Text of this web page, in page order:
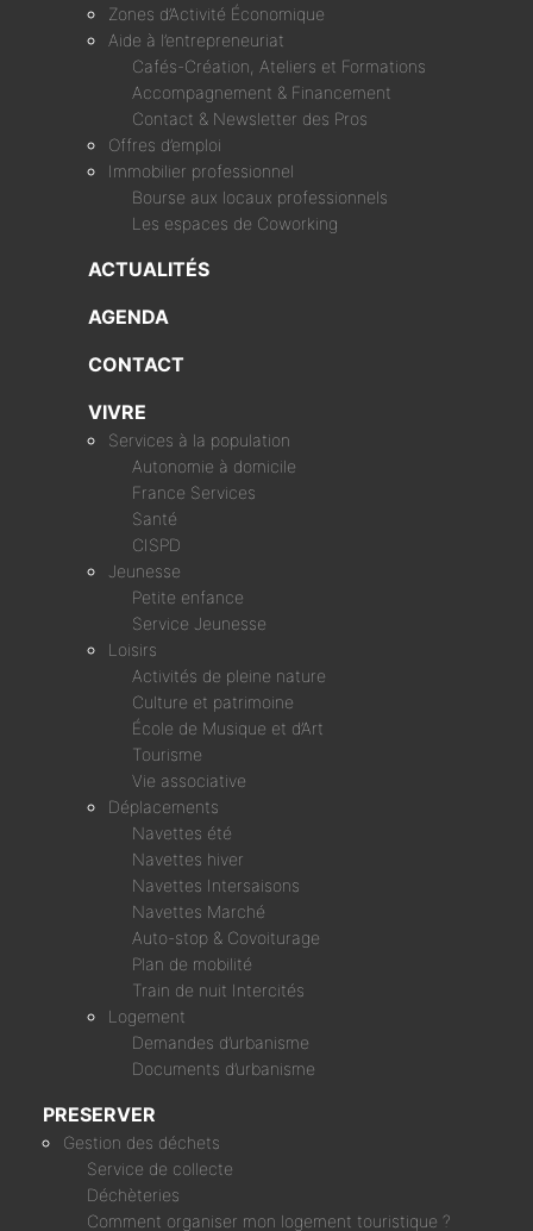
Zones d’Activité Économique
Aide à l’entrepreneuriat
Cafés-Création, Ateliers et Formations
Accompagnement & Financement
Contact & Newsletter des Pros
Offres d’emploi
Immobilier professionnel
Bourse aux locaux professionnels
Les espaces de Coworking
ACTUALITÉS
AGENDA
CONTACT
VIVRE
Services à la population
Autonomie à domicile
France Services
Santé
CISPD
Jeunesse
Petite enfance
Service Jeunesse
Loisirs
Activités de pleine nature
Culture et patrimoine
École de Musique et d’Art
Tourisme
Vie associative
Déplacements
Navettes été
Navettes hiver
Navettes Intersaisons
Navettes Marché
Auto-stop & Covoiturage
Plan de mobilité
Train de nuit Intercités
Logement
Demandes d’urbanisme
Documents d’urbanisme
PRESERVER
Gestion des déchets
Service de collecte
Déchèteries
Comment organiser mon logement touristique ?